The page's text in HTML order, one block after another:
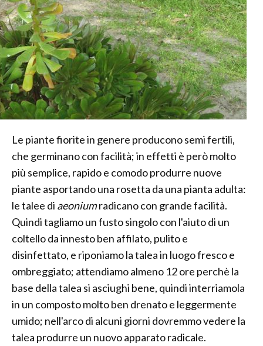
Le piante fiorite in genere producono semi fertili,
che germinano con facilità; in effetti è però molto
più semplice, rapido e comodo produrre nuove
piante asportando una rosetta da una pianta adulta:
le talee di aeoniumradicano con grande facilità.
Quindi tagliamo un fusto singolo con l'aiuto di un
coltello da innesto ben affilato, pulito e
disinfettato, e riponiamo la talea in luogo fresco e
ombreggiato; attendiamo almeno 12 ore perchè la
base della talea si asciughi bene, quindi interriamola
in un composto molto ben drenato e leggermente
umido; nell'arco di alcuni giorni dovremmo vedere la
talea produrre un nuovo apparato radicale.